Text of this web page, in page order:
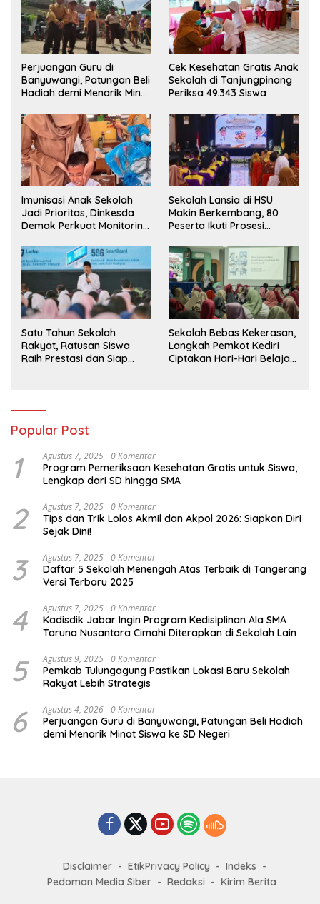
Perjuangan Guru di
Banyuwangi, Patungan Beli
Hadiah demi Menarik Minat
Cek Kesehatan Gratis Anak
Sekolah di Tanjungpinang
Periksa 49.343 Siswa
Imunisasi Anak Sekolah
Jadi Prioritas, Dinkesda
Demak Perkuat Monitoring
Sekolah Lansia di HSU
Makin Berkembang, 80
Peserta Ikuti Prosesi
Satu Tahun Sekolah
Rakyat, Ratusan Siswa
Raih Prestasi dan Siap
Sekolah Bebas Kekerasan,
Langkah Pemkot Kediri
Ciptakan Hari-Hari Belajar
Popular Post
1 Agustus 7, 2025 0 Komentar
Program Pemeriksaan Kesehatan Gratis untuk Siswa,
Lengkap dari SD hingga SMA
2 Agustus 7, 2025 0 Komentar
Tips dan Trik Lolos Akmil dan Akpol 2026: Siapkan Diri
Sejak Dini!
3 Agustus 7, 2025 0 Komentar
Daftar 5 Sekolah Menengah Atas Terbaik di Tangerang
Versi Terbaru 2025
4 Agustus 7, 2025 0 Komentar
Kadisdik Jabar Ingin Program Kedisiplinan Ala SMA
Taruna Nusantara Cimahi Diterapkan di Sekolah Lain
5 Agustus 9, 2025 0 Komentar
Pemkab Tulungagung Pastikan Lokasi Baru Sekolah
Rakyat Lebih Strategis
6 Agustus 4, 2026 0 Komentar
Perjuangan Guru di Banyuwangi, Patungan Beli Hadiah
demi Menarik Minat Siswa ke SD Negeri
Disclaimer EtikPrivacy Policy
Indeks
Pedoman Media Siber
Redaksi Kirim Berita